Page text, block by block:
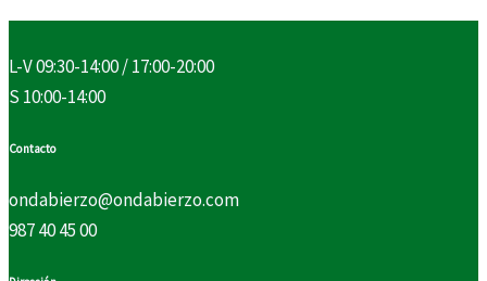
L-V 09:30-14:00 / 17:00-20:00
S 10:00-14:00
Contacto
ondabierzo@ondabierzo.com
987 40 45 00